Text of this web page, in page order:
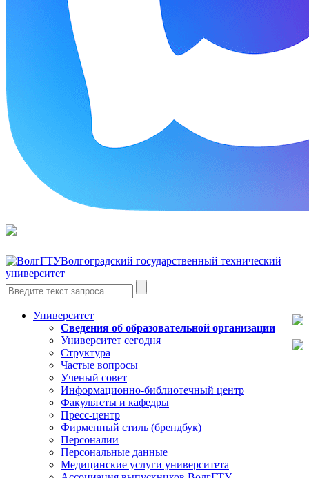
Волгоградский государственный технический
университет
Университет
Сведения об образовательной организации
Университет сегодня
Структура
Частые вопросы
Ученый совет
Информационно-библиотечный центр
Факультеты и кафедры
Пресс-центр
Фирменный стиль (брендбук)
Персоналии
Персональные данные
Медицинские услуги университета